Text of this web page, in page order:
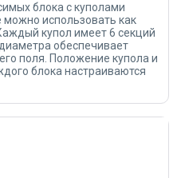
блока с куполами
использовать как
купол имеет 6 секций
обеспечивает
поля. Положение купола и
блока настраиваются